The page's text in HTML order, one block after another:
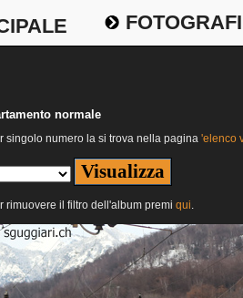
normale
singolo numero la si trova nella pagina 'elenco
rimuovere il filtro dell'album premi qui.